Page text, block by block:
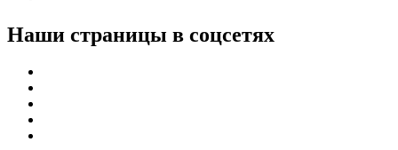
Наши страницы в соцсетях